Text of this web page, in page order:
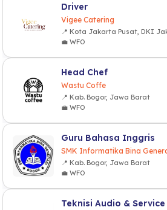
Driver
Vigee Catering
📍 Kota Jakarta Pusat, DKI
💼 WFO
Head Chef
Wastu Coffe
📍 Kab. Bogor, Jawa Barat
💼 WFO
Guru Bahasa Inggris
SMK Informatika Bina
📍 Kab. Bogor, Jawa Barat
💼 WFO
Teknisi Audio & Service